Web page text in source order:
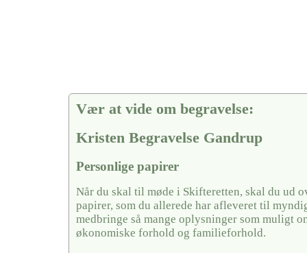
Vær at vide om begravelse:
Kristen Begravelse Gandrup
Personlige papirer
Når du skal til møde i Skifteretten, skal du ud
papirer, som du allerede har afleveret til
medbringe så mange oplysninger som muligt
økonomiske forhold og familieforhold.